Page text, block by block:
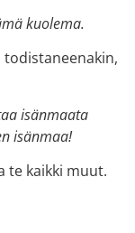
kuolema.
todistaneenakin,
isänmaata
isänmaa!
te kaikki muut.